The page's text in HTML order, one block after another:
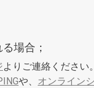
場合；
よりご連絡ください。
や、 オンライン